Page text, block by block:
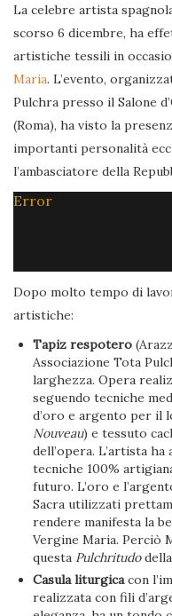
La celebre artista
scorso 6 dicembre, ha
artistiche tessili in
Maria. L’evento,
Pulchra presso il Salone
(Roma), ha visto la
importanti personalità
l’ambasciatore della
Error
Dopo molto tempo di
artistiche:
Tapiz respotero
Associazione Tota
larghezza. Opera
seguendo tecniche
d’oro e argento per il
Nouveau) e tessuto
dell’opera. L’artista
tecniche 100%
futuro. L’oro e
Sacra utilizzati
rendere manifesta la
Vergine Maria. Perciò
questa Pulchritudo
Casula liturgicacon
realizzata con fili